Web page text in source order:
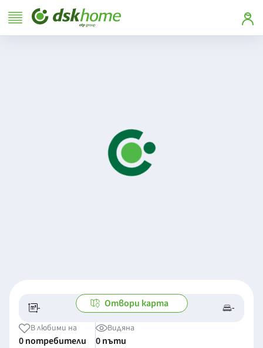
- -/- -
Отвори карта
В любими на
0 потребители
Видяна
0 пъти